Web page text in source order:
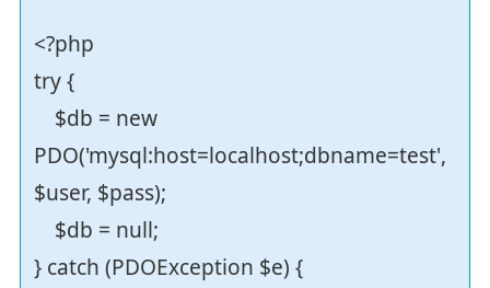
<?php
try {
$db = new
PDO('mysql:host=localhost;dbname=test',
$user, $pass);
$db = null;
} catch (PDOException $e) {